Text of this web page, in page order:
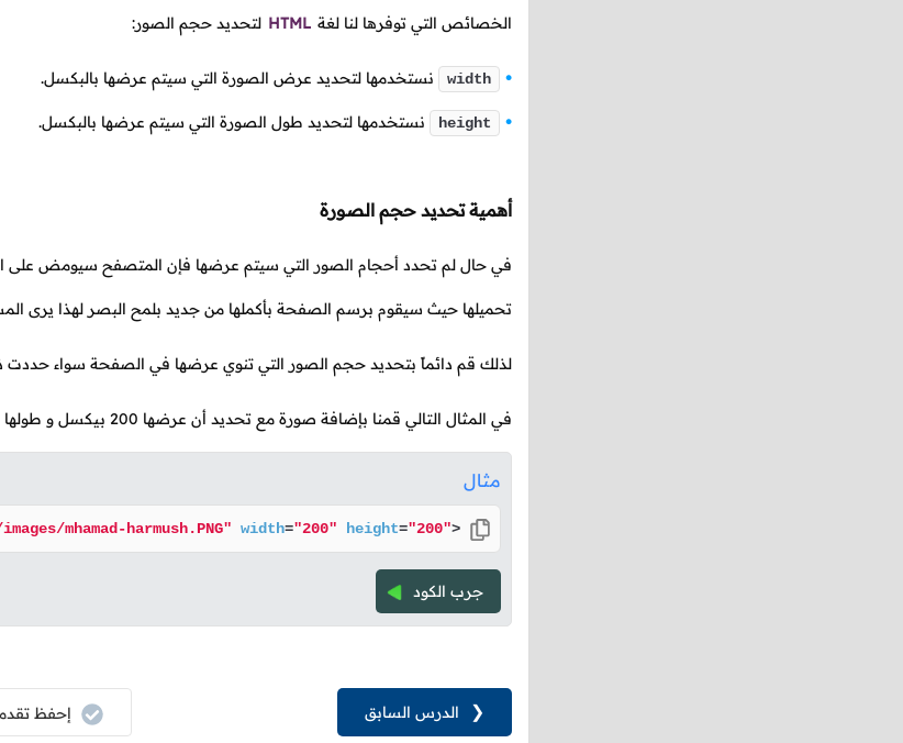
الخصائص التي توفرها لنا لغة HTML لتحديد حجم الصور:
width نستخدمها لتحديد عرض الصورة التي سيتم عرضها بالبكسل.
height نستخدمها لتحديد طول الصورة التي سيتم عرضها بالبكسل.
أهمية تحديد حجم الصورة
في حال لم تحدد أحجام الصور التي سيتم عرضها فإن المتصفح سيومض على
تحميلها حيث سيقوم برسم الصفحة بأكملها من جديد بلمح البصر لهذا يرى
لذلك قم دائماً بتحديد حجم الصور التي تنوي عرضها في الصفحة سواء
في المثال التالي قمنا بإضافة صورة مع تحديد أن عرضها 200 بيكسل و طولها 200 بيكسل أيضاً.
مثال
mhamad-harmush.PNG" width="200" height="200">
جرب الكود
إحفظ ❮ الدرس السابق